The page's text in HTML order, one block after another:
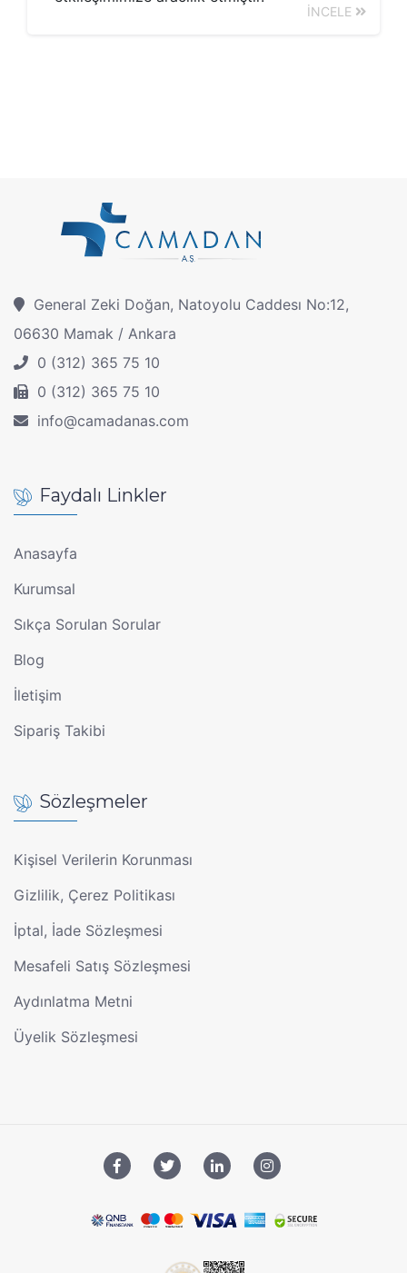
İNCELE
General Zeki Doğan, Natoyolu Caddesı No:12,
06630 Mamak / Ankara
0 (312) 365 75 10
0 (312) 365 75 10
info@camadanas.com
Faydalı Linkler
Anasayfa
Kurumsal
Sıkça Sorulan Sorular
Blog
İletişim
Sipariş Takibi
Sözleşmeler
Kişisel Verilerin Korunması
Gizlilik, Çerez Politikası
İptal, İade Sözleşmesi
Mesafeli Satış Sözleşmesi
Aydınlatma Metni
Üyelik Sözleşmesi